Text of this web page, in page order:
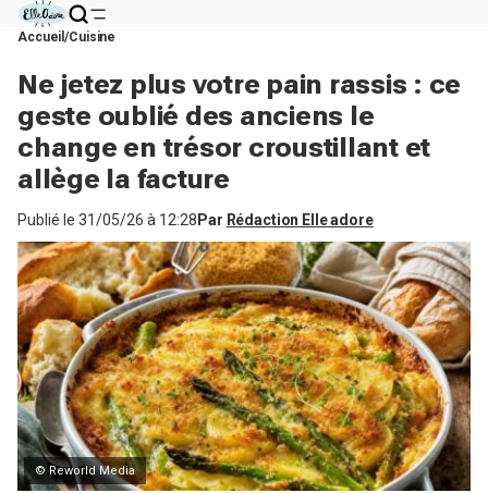
Accueil Cuisine
Ne jetez plus votre pain rassis : ce
geste oublié des anciens le
change en trésor croustillant et
allège la facture
Publié le 31/05/26 à 12:28 Par Rédaction Elle adore
© Reworld Media